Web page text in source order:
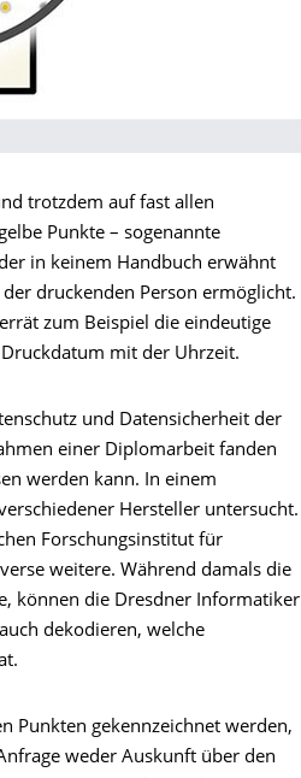
trotzdem auf fast allen
Punkte – sogenannte
in keinem Handbuch erwähnt
druckenden Person ermöglicht.
zum Beispiel die eindeutige
mit der Uhrzeit.
und Datensicherheit der
einer Diplomarbeit fanden
werden kann. In einem
Hersteller untersucht.
Forschungsinstitut für
weitere. Während damals die
können die Dresdner Informatiker
dekodieren, welche
Punkten gekennzeichnet werden,
weder Auskunft über den